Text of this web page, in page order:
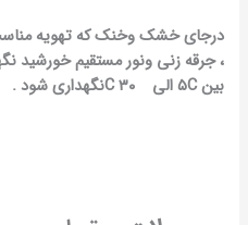
درجای خشک وخنک که تهویه مناسب
، جرقه زنی ونور مستقیم خورشید
بین ۵C الی ۳۰C نگهداری شود.